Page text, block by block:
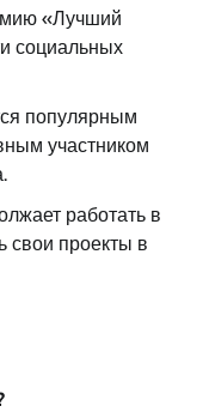
«Лучший
социальных
популярным
участником
работать в
свои проекты в